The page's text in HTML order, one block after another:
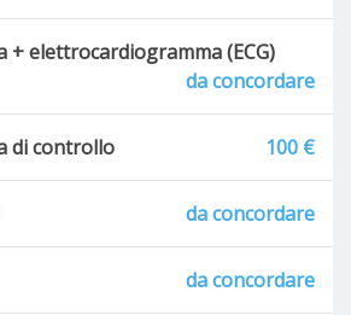
+ elettrocardiogramma (ECG)
da concordare
di controllo 100 €
da concordare
da concordare